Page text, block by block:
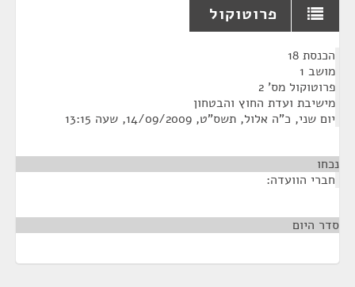
פרוטוקול
הכנסת 18
מושב 1
פרוטוקול מס' 2
מישיבת ועדת החוץ והבטחון
יום שני, כ"ה אלול, תשס"ט, 14/09/2009, שעה 13:15
נכחו
חברי הוועדה:
סדר היום